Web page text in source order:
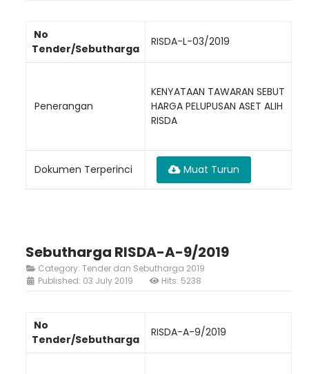
No
Tender/Sebutharga
RISDA-L-03/2019
Penerangan
KENYATAAN TAWARAN SEBUT
HARGA PELUPUSAN ASET ALIH
RISDA
Dokumen Terperinci Muat Turun
Sebutharga RISDA-A-9/2019
Category: Tender dan Sebutharga 2019
Published: 03 July 2019
Hits: 5238
No
Tender/Sebutharga
RISDA-A-9/2019